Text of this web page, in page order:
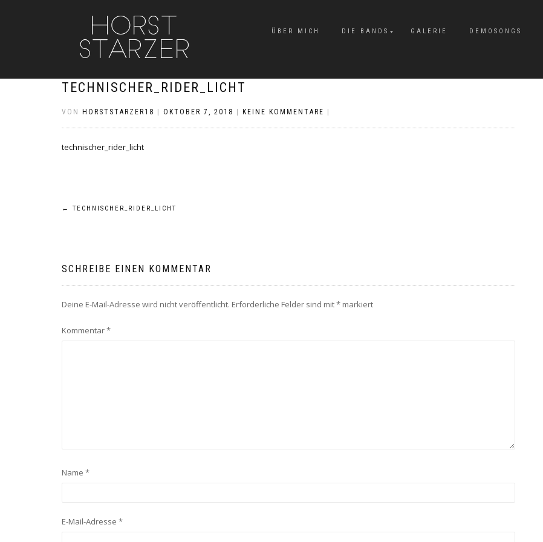
ÜBER MICH DIE BANDS GALERIE DEMOSONGS
TECHNISCHER_RIDER_LICHT
VON HORSTSTARZER18 OKTOBER 7, 2018 KEINE KOMMENTARE
technischer_rider_licht
Beitragsnavigation
← TECHNISCHER_RIDER_LICHT
SCHREIBE EINEN KOMMENTAR
Deine E-Mail-Adresse wird nicht veröffentlicht. Erforderliche Felder sind mit* markiert
Kommentar*
Name *
E-Mail-Adresse *